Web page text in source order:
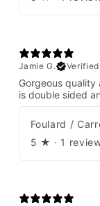
Jamie G.
Gorgeous
is double sided
5 ★ · 1